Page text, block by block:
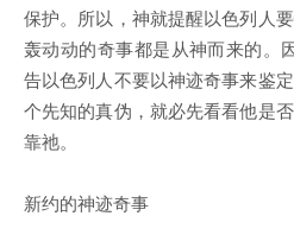
保护。所以，神就提醒以色列人
轰动动的奇事都是从神而来的。
告以色列人不要以神迹奇事来鉴
个先知的真伪，就必先看看他是
靠祂。
新约的神迹奇事